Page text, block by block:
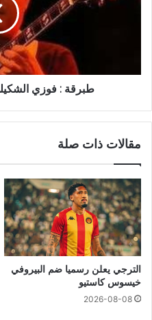
طبرقة : فوزي
مقالات ذات صلة
الترجي يعلن رسميا ضم البيروفي
خيسوس كاستيو
2026-08-08